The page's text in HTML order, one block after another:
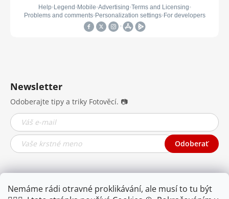
Nemáme rádi otravné proklikávání, ale musí to tu být
Newsletter
Odoberajte tipy a triky Fotověcí. 📷
Odoberať